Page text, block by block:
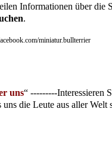
Informationen über
.
miniatur.bullterrier
uns“ ---------Interessieren
die Leute aus aller Welt